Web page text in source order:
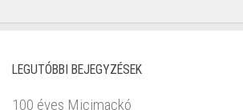
LEGUTÓBBI BEJEGYZÉSEK
100 éves Micimackó